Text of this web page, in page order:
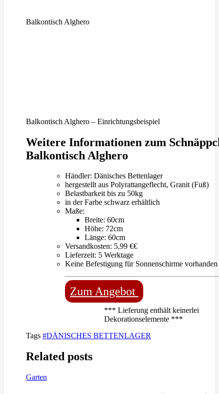
Balkontisch Alghero
Balkontisch Alghero – Einrichtungsbeispiel
Weitere Informationen zum
Balkontisch Alghero
Händler: Dänisches Bettenlager
hergestellt aus Polyrattangeflecht, Granit (Fuß)
Belastbarkeit bis zu 50kg
in der Farbe schwarz erhältlich
Maße:
Breite: 60cm
Höhe: 72cm
Länge: 60cm
Versandkosten: 5,99 €€
Lieferzeit: 5 Werktage
Keine Befestigung für Sonnenschirme vorhanden
Zum Angebot
*** Lieferung enthält keinerlei
Dekorationselemente ***
Tags #DÄNISCHES BETTENLAGER
Related posts
Garten